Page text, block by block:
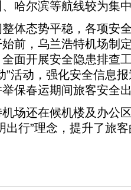
哈尔滨等航线较为集
态势平稳，各项安
前，乌兰浩特机场制
面开展安全隐患排查
”活动，强化安全信息
保春运期间旅客安全
还在候机楼及办公
出行”理念，提升了旅